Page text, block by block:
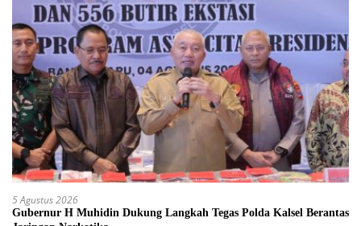
5 Agustus 2026
Gubernur H Muhidin Dukung Langkah Tegas Polda Kalsel Berantas